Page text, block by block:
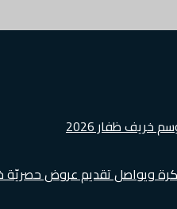
خريف ظفار 2026
ويواصل تقديم عروض